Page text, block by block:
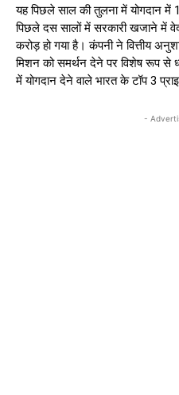
यह पिछले साल की तुलना में योगदान में
पिछले दस सालों में सरकारी खजाने में
करोड़ हो गया है। कंपनी ने वित्तीय
मिशन को समर्थन देने पर विशेष रूप से
में योगदान देने वाले भारत के टॉप 3
-